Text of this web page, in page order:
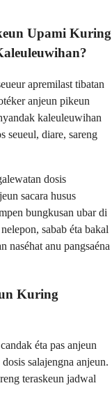
Upami Kuring
apremilast tibatan
anjeun pikeun
kaleuleuwihan
seueul, diare, sareng
dosis
sacara husus
bungkusan ubar di
sabab éta bakal
naséhat anu pangsaéna
Kuring
éta pas anjeun
salajengna anjeun.
teraskeun jadwal